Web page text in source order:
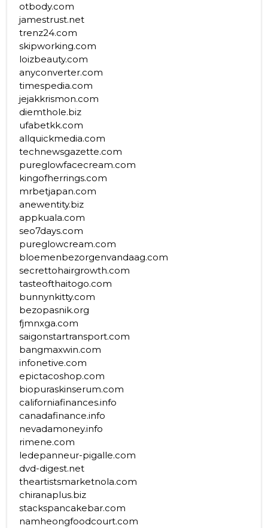
otbody.com
jamestrust.net
trenz24.com
skipworking.com
loizbeauty.com
anyconverter.com
timespedia.com
jejakkrismon.com
diemthole.biz
ufabetkk.com
allquickmedia.com
technewsgazette.com
pureglowfacecream.com
kingofherrings.com
mrbetjapan.com
anewentity.biz
appkuala.com
seo7days.com
pureglowcream.com
bloemenbezorgenvandaag.com
secrettohairgrowth.com
tasteofthaitogo.com
bunnynkitty.com
bezopasnik.org
fjmnxga.com
saigonstartransport.com
bangmaxwin.com
infonetive.com
epictacoshop.com
biopuraskinserum.com
californiafinances.info
canadafinance.info
nevadamoney.info
rimene.com
ledepanneur-pigalle.com
dvd-digest.net
theartistsmarketnola.com
chiranaplus.biz
stackspancakebar.com
namheongfoodcourt.com